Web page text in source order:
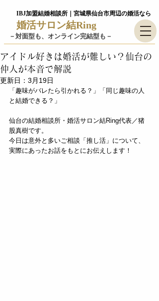
IBJ加盟結婚相談所｜宮城県仙台市周辺の婚活なら
婚活サロン結Ring
－​対面型も、オンライン完結型も－
アイドル好きは婚活が難しい？仙台の
仲人が本音で解説
更新日： 3月19日
「趣味がバレたら引かれる？」「同じ趣味の人
と結婚できる？」
仙台の結婚相談所・婚活サロン結Ring代表／猪
股真樹です。
今日は意外と多いご相談「推し活」について、
実際にあったお話をもとにお伝えします！